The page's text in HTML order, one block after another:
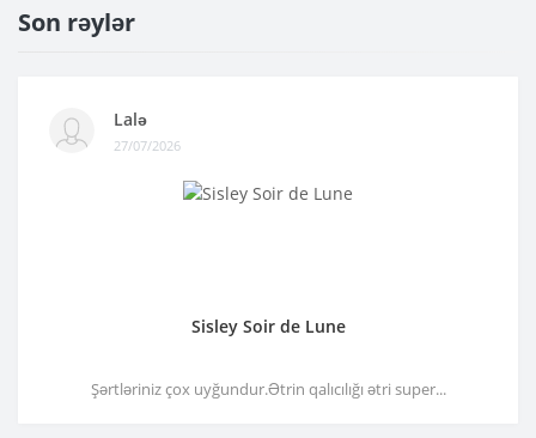
Son rəylər
Lalə
27/07/2026
Sisley Soir de Lune
Şərtləriniz çox uyğundur.Ətrin qalıcılığı ətri super...